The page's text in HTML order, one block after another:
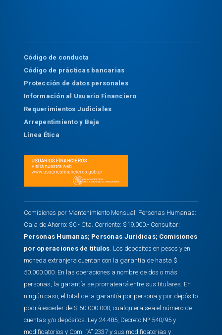
Código de conducta
Código de prácticas bancarias
Protección de datos personales
Información al Usuario Financiero
Requerimientos Judiciales
Arrepentimiento y Baja
Línea Ética
Comisiones por Mantenimiento Mensual: Personas Humanas:
Caja de Ahorro: $0.- Cta. Corriente: $19.000.- Consultar:
Personas Humanas; Personas Jurídicas; Comisiones
por operaciones de títulos . Los depósitos en pesos y en
moneda extranjera cuentan con la garantía de hasta $
50.000.000. En las operaciones a nombre de dos o más
personas, la garantía se prorrateará entre sus titulares. En
ningún caso, el total de la garantía por persona y por depósito
podrá exceder de $ 50.000.000, cualquiera sea el número de
cuentas y/o depósitos. Ley 24.485, Decreto Nº 540/95 y
modificatorios y Com. “A” 2337 y sus modificatorias y